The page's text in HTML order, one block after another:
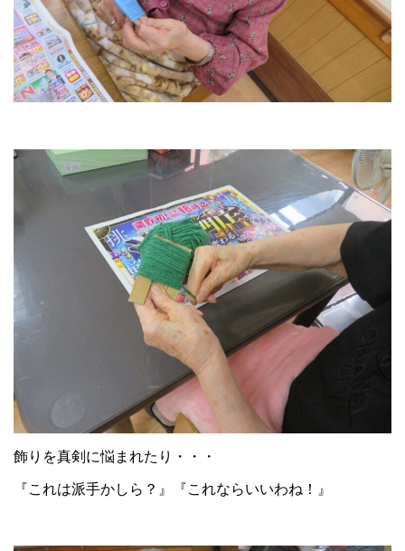
飾りを真剣に悩まれたり・・・
『これは派手かしら？』『これならいいわね！』